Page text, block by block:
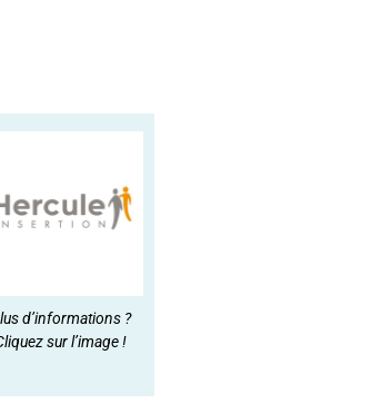
d’informations ?
sur l’image !